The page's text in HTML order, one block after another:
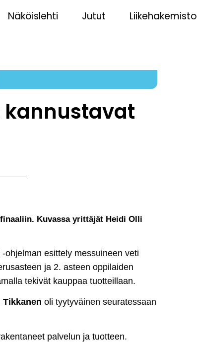
Näköislehti Jutut Liikehakemisto
kannustavat
Kuvassa yrittäjät Heidi Olli
ohjelman esittely messuineen veti
ja 2. asteen oppilaiden
tekivät kauppaa tuotteillaan.
Tikkanen oli tyytyväinen seuratessaan
palvelun ja tuotteen.